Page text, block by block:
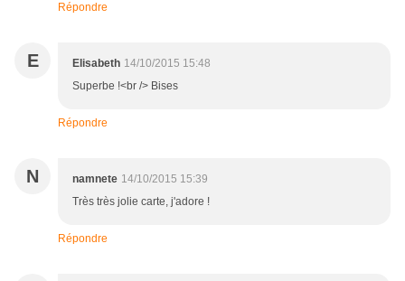
Répondre
E Elisabeth 14/10/2015 15:48
Superbe !<br /> Bises
Répondre
N namnete 14/10/2015 15:39
Très très jolie carte, j'adore !
Répondre